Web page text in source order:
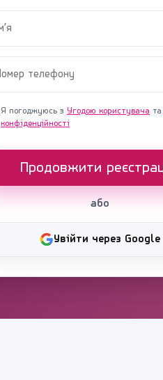
Я погоджуюсь з Угодою користувача та
конфіденційності
Продовжити
або
Увійти через Google